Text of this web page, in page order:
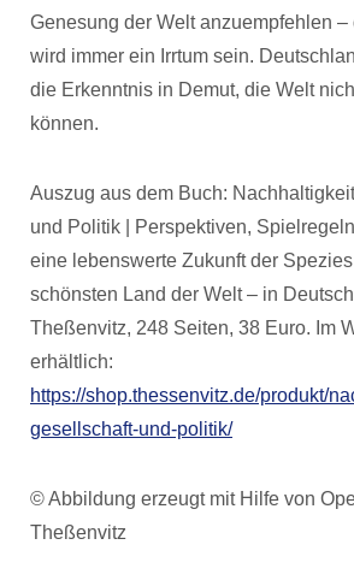
Genesung der Welt anzuempfehlen –
wird immer ein Irrtum sein.
die Erkenntnis in Demut, die Welt
können.
Auszug aus dem Buch:
und Politik | Perspektiven,
eine lebenswerte Zukunft der
schönsten Land der Welt – in
Theßenvitz, 248 Seiten, 38 Euro. Im
erhältlich:
https://shop.thessenvitz.de/produkt/
gesellschaft-und-politik/
© Abbildung erzeugt mit Hilfe von
Theßenvitz